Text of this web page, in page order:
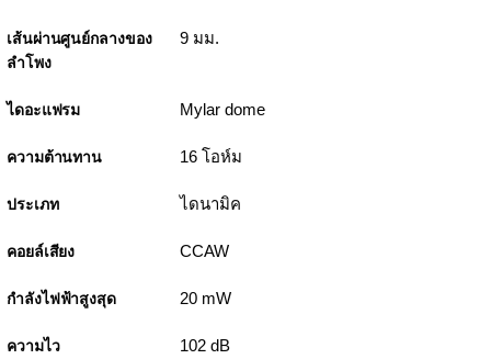
เส้นผ่านศูนย์กลางของ
ลำโพง
9 มม.
ไดอะแฟรม Mylar dome
ความต้านทาน 16 โอห์ม
ประเภท ไดนามิค
คอยล์เสียง CCAW
กำลังไฟฟ้าสูงสุด 20 mW
ความไว 102 dB